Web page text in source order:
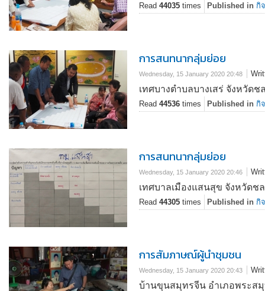
Read 44035 times Published in กิ
การสนทนากลุ่มย่อย
Wednesday, 15 January 2020 20:48
เทศบางตำบลบางเสร่ จังหวัดช
Read 44536 times Published in กิ
การสนทนากลุ่มย่อย
Wednesday, 15 January 2020 20:46
เทศบาลเมืองแสนสุข จังหวัดช
Read 44305 times Published in กิ
การสัมภาษณ์ผู้นำชุมชน
Wednesday, 15 January 2020 20:43
บ้านขุนสมุทรจีน อำเภอพระส